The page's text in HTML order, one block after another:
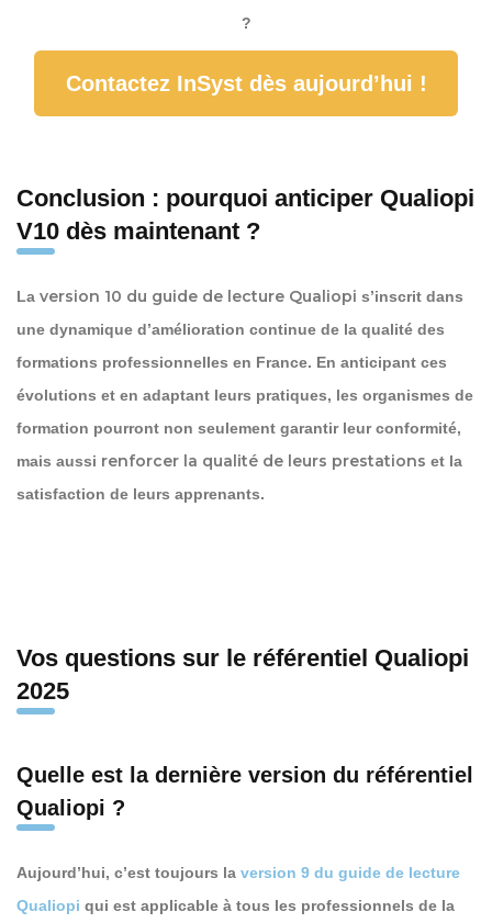
?
Contactez InSyst dès aujourd’hui !
Conclusion : pourquoi anticiper Qualiopi
V10 dès maintenant ?
La version 10 du guide de lecture Qualiopi s’inscrit dans
une dynamique d’amélioration continue de la qualité des
formations professionnelles en France. En anticipant ces
évolutions et en adaptant leurs pratiques, les organismes de
formation pourront non seulement garantir leur conformité,
mais aussi renforcer la qualité de leurs prestations et la
satisfaction de leurs apprenants.
Vos questions sur le référentiel Qualiopi
2025
Quelle est la dernière version du référentiel
Qualiopi ?
Aujourd’hui, c’est toujours la version 9 du guide de lecture
Qualiopi qui est applicable à tous les professionnels de la